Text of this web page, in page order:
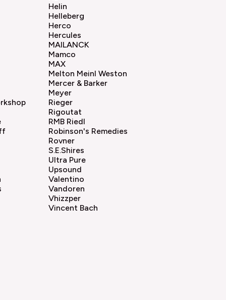
Helin
Helleberg
Herco
Hercules
MAILANCK
Mamco
MAX
Melton Meinl Weston
Mercer & Barker
Meyer
Rieger
Rigoutat
RMB Riedl
Robinson's Remedies
Rovner
S.E.Shires
Ultra Pure
Upsound
Valentino
Vandoren
Vhizzper
Vincent Bach